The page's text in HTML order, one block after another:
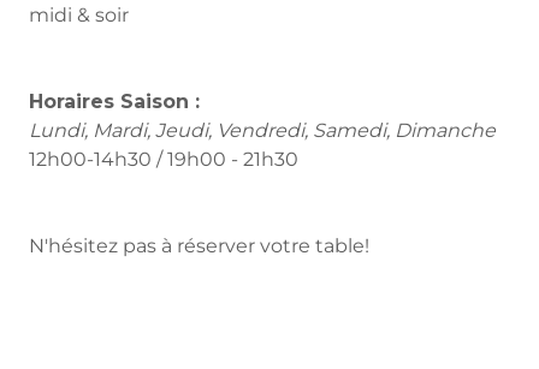
midi & soir
Horaires Saison :
Lundi, Mardi, Jeudi, Vendredi, Samedi, Dimanche
12h00-14h30 / 19h00 - 21h30
N'hésitez pas à réserver votre table!